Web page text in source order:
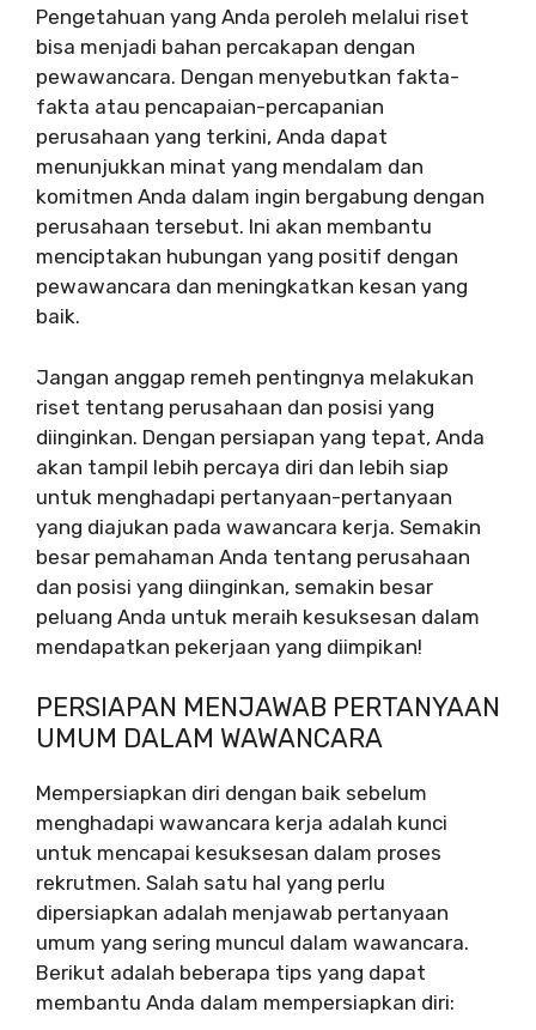
Pengetahuan yang Anda peroleh melalui riset
bisa menjadi bahan percakapan dengan
pewawancara. Dengan menyebutkan fakta-
fakta atau pencapaian-percapanian
perusahaan yang terkini, Anda dapat
menunjukkan minat yang mendalam dan
komitmen Anda dalam ingin bergabung dengan
perusahaan tersebut. Ini akan membantu
menciptakan hubungan yang positif dengan
pewawancara dan meningkatkan kesan yang
baik.
Jangan anggap remeh pentingnya melakukan
riset tentang perusahaan dan posisi yang
diinginkan. Dengan persiapan yang tepat, Anda
akan tampil lebih percaya diri dan lebih siap
untuk menghadapi pertanyaan-pertanyaan
yang diajukan pada wawancara kerja. Semakin
besar pemahaman Anda tentang perusahaan
dan posisi yang diinginkan, semakin besar
peluang Anda untuk meraih kesuksesan dalam
mendapatkan pekerjaan yang diimpikan!
PERSIAPAN MENJAWAB PERTANYAAN
UMUM DALAM WAWANCARA
Mempersiapkan diri dengan baik sebelum
menghadapi wawancara kerja adalah kunci
untuk mencapai kesuksesan dalam proses
rekrutmen. Salah satu hal yang perlu
dipersiapkan adalah menjawab pertanyaan
umum yang sering muncul dalam wawancara.
Berikut adalah beberapa tips yang dapat
membantu Anda dalam mempersiapkan diri: